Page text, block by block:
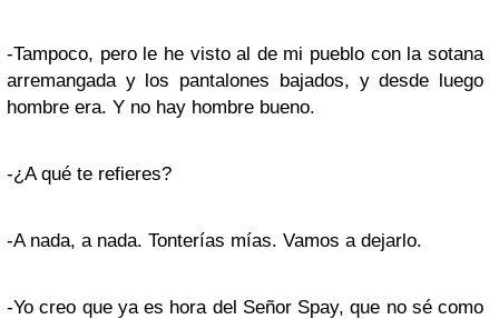
-Tampoco, pero le he visto al de mi pueblo con la sotana
arremangada y los pantalones bajados, y desde luego
hombre era. Y no hay hombre bueno.
-¿A qué te refieres?
-A nada, a nada. Tonterías mías. Vamos a dejarlo.
-Yo creo que ya es hora del Señor Spay, que no sé como